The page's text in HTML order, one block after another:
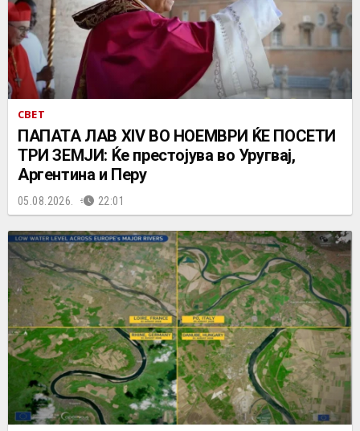
СВЕТ
ПАПАТА ЛАВ XIV ВО НОЕМВРИ ЌЕ ПОСЕТИ
ТРИ ЗЕМЈИ: Ќе престојува во Уругвај,
Аргентина и Перу
05.08.2026. 22:01